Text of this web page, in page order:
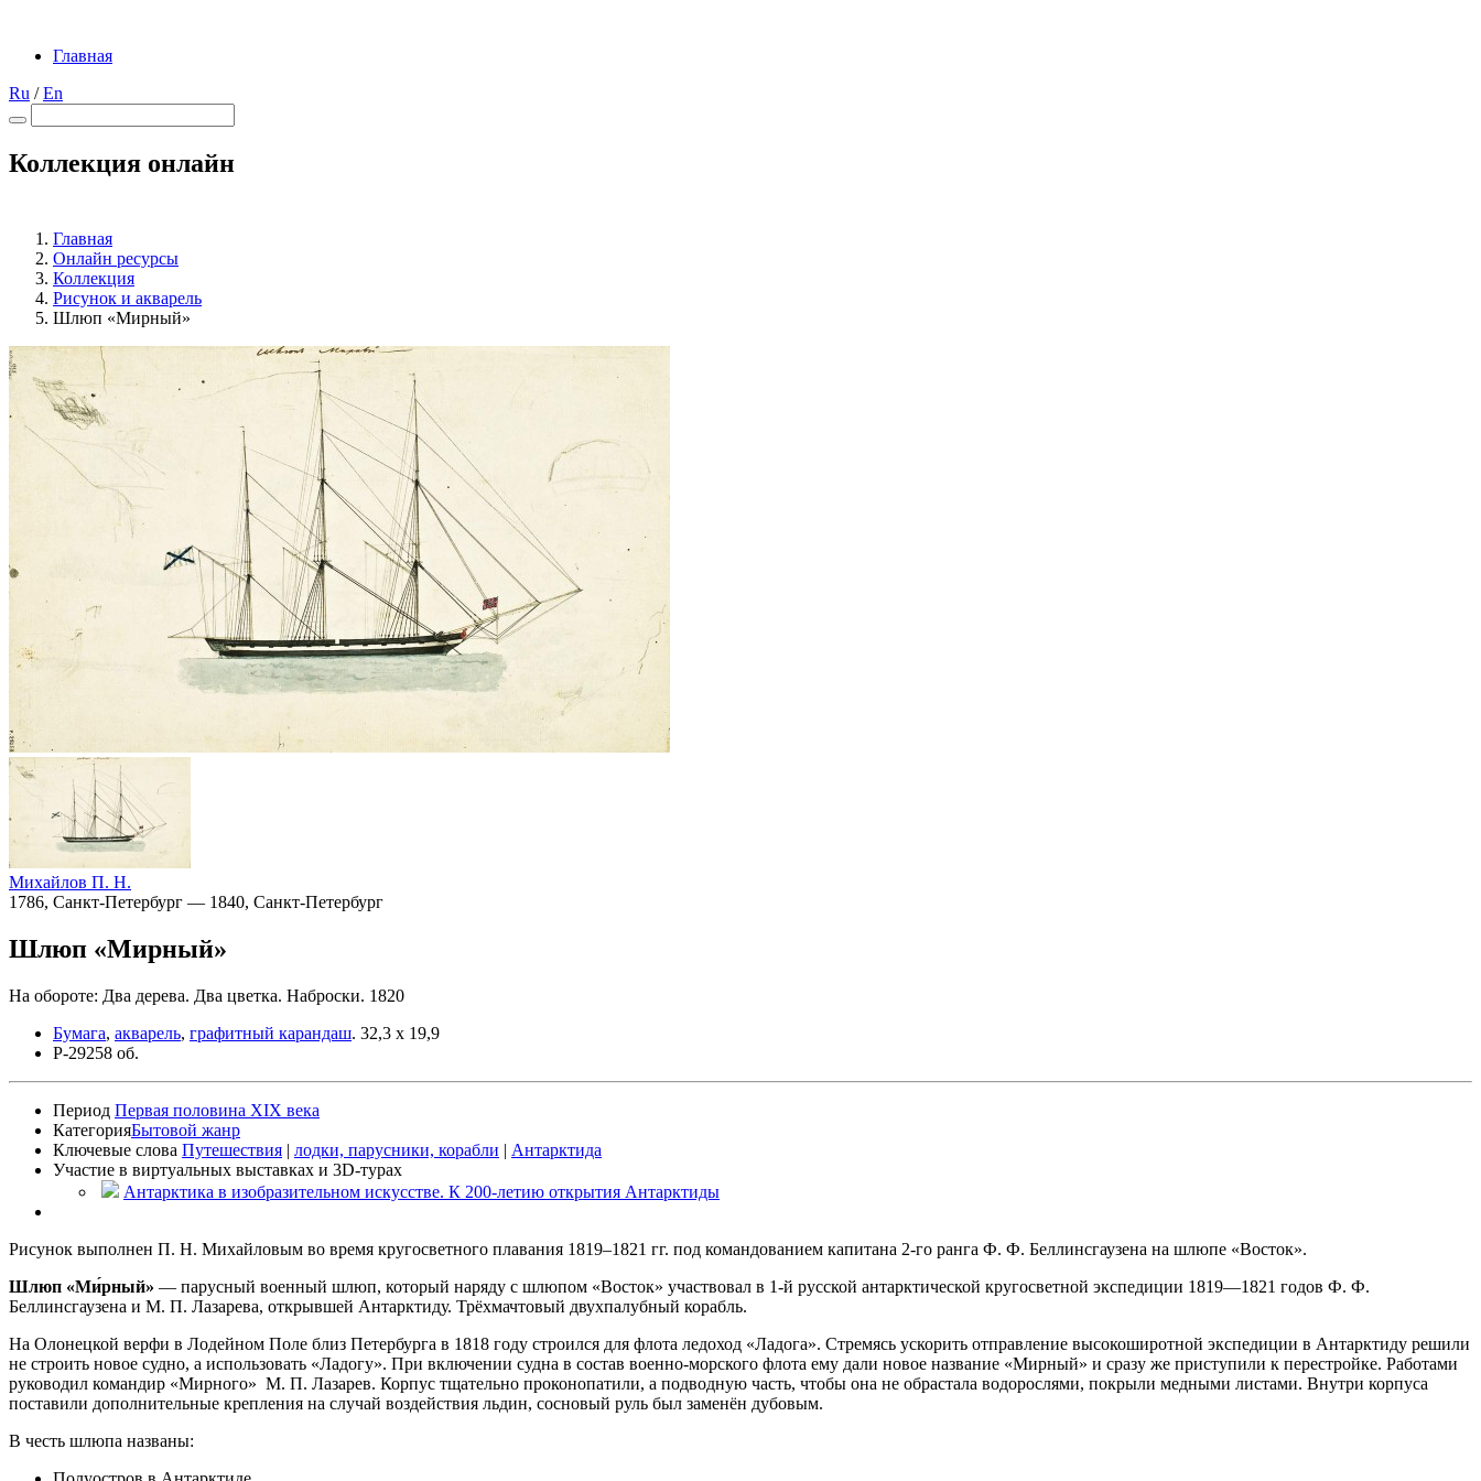
Главная
Ru /En
Коллекция онлайн
Главная
Онлайн ресурсы
Коллекция
Рисунок и акварель
Шлюп «Мирный»
Михайлов П. Н.
1786, Санкт-Петербург — 1840, Санкт-Петербург
Шлюп «Мирный»
На обороте: Два дерева. Два цветка. Наброски. 1820
Бумага, акварель, графитный карандаш. 32,3 x 19,9
Р-29258 об.
Период Первая половина XIX века
КатегорияБытовой жанр
Ключевые слова Путешествия | лодки, парусники, корабли | Антарктида
Участие в виртуальных выставках и 3D-турах
Антарктика в изобразительном искусстве. К 200-летию открытия Антарктиды
Рисунок выполнен П. Н. Михайловым во время кругосветного плавания 1819–1821 гг. под командованием капитана 2-го ранга Ф. Ф. Беллинсгаузена на шлюпе «Восток».
Шлюп «Ми́рный» — парусный военный шлюп, который наряду с шлюпом «Восток» участвовал в 1-й русской антарктической кругосветной экспедиции 1819—1821 годов Ф. Ф.
Беллинсгаузена и М. П. Лазарева, открывшей Антарктиду. Трёхмачтовый двухпалубный корабль.
На Олонецкой верфи в Лодейном Поле близ Петербурга в 1818 году строился для флота ледоход «Ладога». Стремясь ускорить отправление высокоширотной экспедиции в Антарктиду решили
не строить новое судно, а использовать «Ладогу». При включении судна в состав военно-морского флота ему дали новое название «Мирный» и сразу же приступили к перестройке. Работами
руководил командир «Мирного» М. П. Лазарев. Корпус тщательно проконопатили, а подводную часть, чтобы она не обрастала водорослями, покрыли медными листами. Внутри корпуса
поставили дополнительные крепления на случай воздействия льдин, сосновый руль был заменён дубовым.
В честь шлюпа названы: